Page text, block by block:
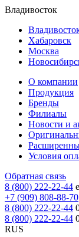
Владивосток
Хабаровск
Москва
О компании
Продукция
Бренды
Филиалы
Новости и
Условия
Обратная связь
8 (800) 222-22-44
+7 (909) 808-88-70
8 (800) 222-22-44
8 (800) 222-22-44
RUS